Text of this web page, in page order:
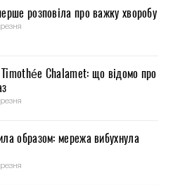
розповіла про важку хворобу
Timothée Chalamet: що відомо про
образом: мережа вибухнула